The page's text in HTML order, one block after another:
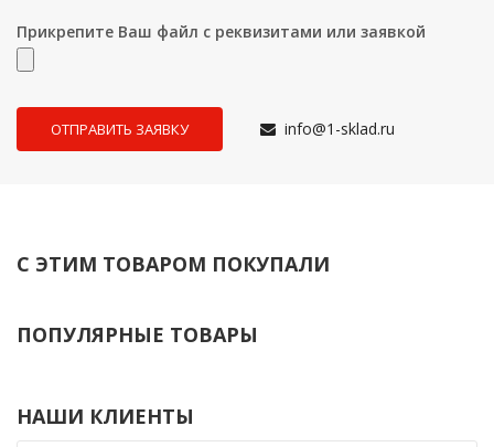
Прикрепите Ваш файл с реквизитами или заявкой
info@1-sklad.ru
С ЭТИМ ТОВАРОМ ПОКУПАЛИ
ПОПУЛЯРНЫЕ ТОВАРЫ
НАШИ КЛИЕНТЫ